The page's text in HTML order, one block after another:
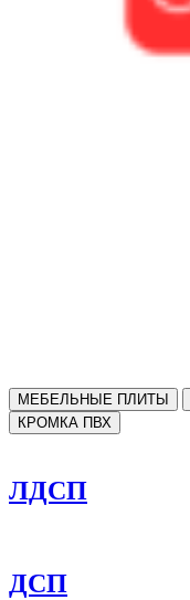
МЕБЕЛЬНЫЕ ПЛИТЫ
КРОМКА ПВХ
ЛДСП
ДСП